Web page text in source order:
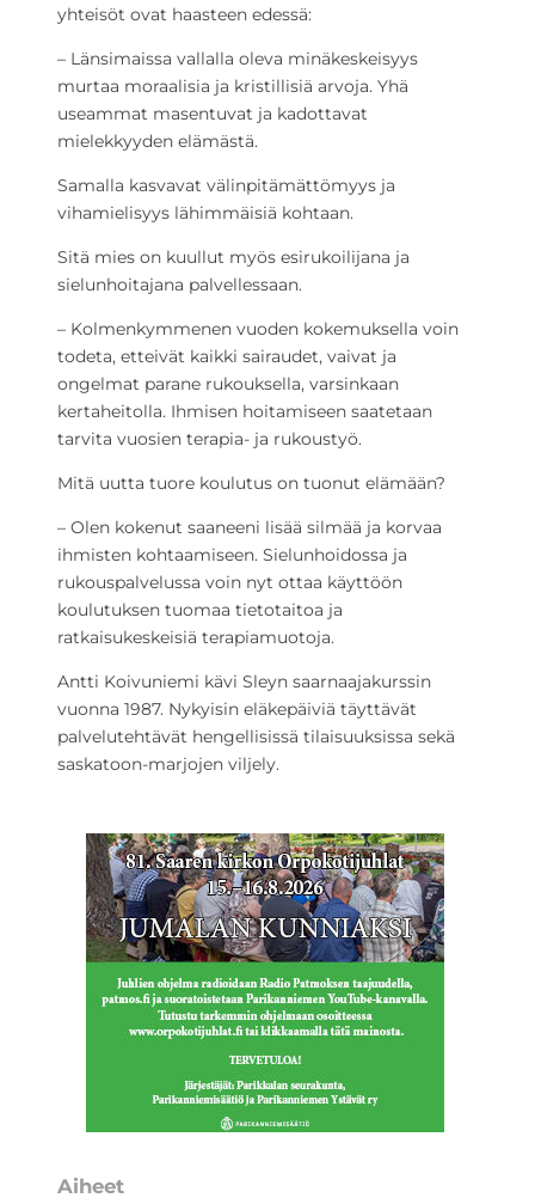
yhteisöt ovat haasteen edessä:
– Länsimaissa vallalla oleva minäkeskeisyys
murtaa moraalisia ja kristillisiä arvoja. Yhä
useammat masentuvat ja kadottavat
mielekkyyden elämästä.
Samalla kasvavat välinpitämättömyys ja
vihamielisyys lähimmäisiä kohtaan.
Sitä mies on kuullut myös esirukoilijana ja
sielunhoitajana palvellessaan.
– Kolmenkymmenen vuoden kokemuksella voin
todeta, etteivät kaikki sairaudet, vaivat ja
ongelmat parane rukouksella, varsinkaan
kertaheitolla. Ihmisen hoitamiseen saatetaan
tarvita vuosien terapia- ja rukoustyö.
Mitä uutta tuore koulutus on tuonut elämään?
– Olen kokenut saaneeni lisää silmää ja korvaa
ihmisten kohtaamiseen. Sielunhoidossa ja
rukouspalvelussa voin nyt ottaa käyttöön
koulutuksen tuomaa tietotaitoa ja
ratkaisukeskeisiä terapiamuotoja.
Antti Koivuniemi kävi Sleyn saarnaajakurssin
vuonna 1987. Nykyisin eläkepäiviä täyttävät
palvelutehtävät hengellisissä tilaisuuksissa sekä
saskatoon-marjojen viljely.
Aiheet